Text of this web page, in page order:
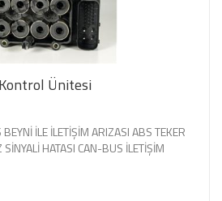
Ünitesi
İLE İLETİŞİM ARIZASI ABS TEKER
HATASI CAN-BUS İLETİŞİM